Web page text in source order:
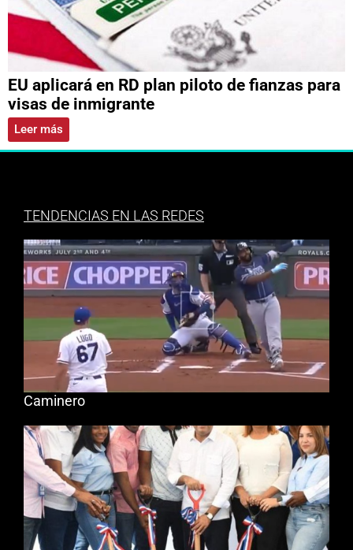
EU aplicará en RD plan piloto de fianzas para
visas de inmigrante
Leer más
TENDENCIAS EN LAS REDES
Caminero